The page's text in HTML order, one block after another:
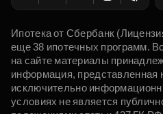
Ипотека от Сбербанк
еще 38 ипотечных программ.
на сайте материалы
информация, представленная
исключительно
условиях не является